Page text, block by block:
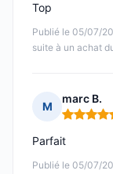
Publié le 05/07/
suite à un achat
Top
M
marc B.
Note : 5
Publié le 05/07/
Parfait